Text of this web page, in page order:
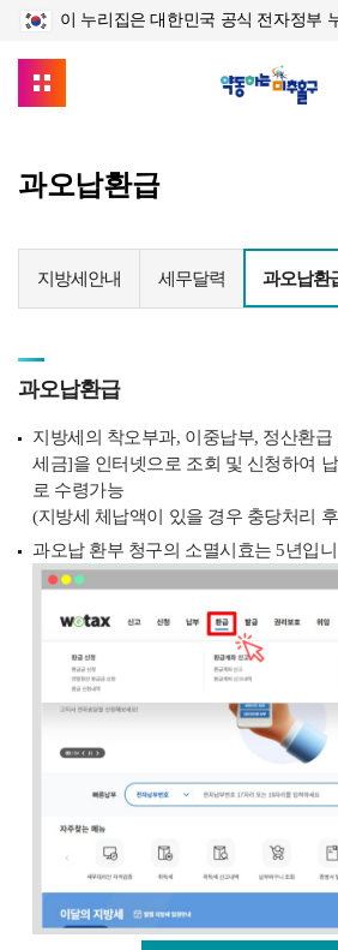
이 누리집은 대한민국 공식 전자정부
과오납환급
지방세안내 세무달력 과오납환
과오납환급
지방세의 착오부과, 이중납부, 정산환급
세금]을 인터넷으로 조회 및 신청하여
로 수령가능
(지방세 체납액이 있을 경우 충당처리
과오납 환부 청구의 소멸시효는 5년입